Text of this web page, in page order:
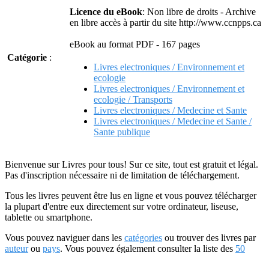
Licence du eBook: Non libre de droits - Archive
en libre accès à partir du site http://www.ccnpps.ca
eBook au format PDF - 167 pages
Catégorie :
Livres electroniques / Environnement et
ecologie
Livres electroniques / Environnement et
ecologie / Transports
Livres electroniques / Medecine et Sante
Livres electroniques / Medecine et Sante /
Sante publique
Bienvenue sur Livres pour tous! Sur ce site, tout est gratuit et légal.
Pas d'inscription nécessaire ni de limitation de téléchargement.
Tous les livres peuvent être lus en ligne et vous pouvez télécharger
la plupart d'entre eux directement sur votre ordinateur, liseuse,
tablette ou smartphone.
Vous pouvez naviguer dans les catégories ou trouver des livres par
auteurou pays. Vous pouvez également consulter la liste des 50